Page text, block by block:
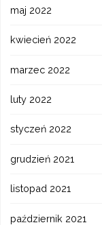
maj 2022
kwiecień 2022
marzec 2022
luty 2022
styczeń 2022
grudzień 2021
listopad 2021
październik 2021